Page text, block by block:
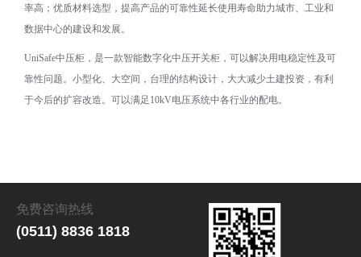
率高；优质材料选型，提高产品的可靠性延长使用寿命助力城市、工业和
数据中心的建设和发展。
UniSafe中压柜，是一款智能数字化中压开关柜，可以解决用电稳定性及可
靠性问题。小型化、大空间，台理的结构设计，大大减少土建投资，有利
于今后的扩容改造。可以满足10kV电压系统中各行业的配电。
免费咨询热线
(0511) 8836 1818